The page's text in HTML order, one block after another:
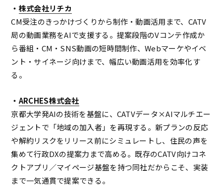
・ 株式会社リチカ
CM受注のきっかけづくりから制作・動画活用まで、CATV
局の動画業務をAIで支援する。提案段階のVコンテ作成か
ら番組・CM・SNS動画の短時間制作、Webマーケやイベ
ント・サイネージ向けまで、幅広い動画活用を効率化す
る。
・ ARCHES株式会社
京都大学発AIの技術を基盤に、CATVデータ×AIマルチエー
ジェントで「地域の加入者」を再現する。新プランの反応
や解約リスクをリリース前にシミュレートし、住民の声を
集めて行政DXの提案力まで高める。既存のCATV向けコネ
クトアプリ／マイページ基盤を持つ同社だからこそ、実装
まで一気通貫で提案できる。